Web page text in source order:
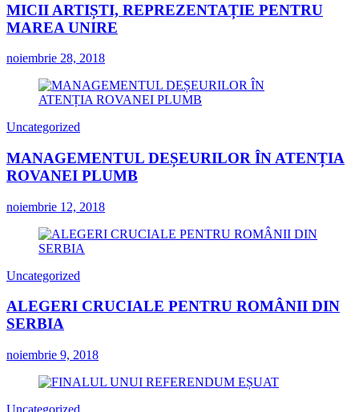
MICII ARTIȘTI, REPREZENTAȚIE PENTRU
MAREA UNIRE
noiembrie 28, 2018
Uncategorized
MANAGEMENTUL DEȘEURILOR ÎN ATENȚIA
ROVANEI PLUMB
noiembrie 12, 2018
Uncategorized
ALEGERI CRUCIALE PENTRU ROMÂNII DIN
SERBIA
noiembrie 9, 2018